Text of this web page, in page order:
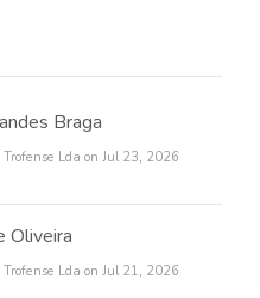
Braga
Lda on Jul 23, 2026
Oliveira
Lda on Jul 21, 2026